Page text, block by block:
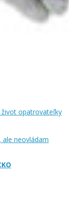
život opatrovateľky
ale neovládam